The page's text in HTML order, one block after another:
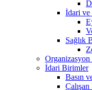
İdari ve
Sağlık
Organizasyon
İdari Birimler
Basın